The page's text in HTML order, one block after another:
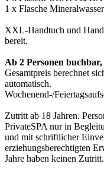
1 x Flasche Mineralwasser
XXL-Handtuch und
bereit.
Ab 2 Personen
Gesamtpreis berechnet
automatisch.
Wochenend-/
Zutritt ab 18 Jahren.
PrivateSPA nur in
und mit schriftlicher
erziehungsberechtigten
Jahre haben keinen Zutritt.